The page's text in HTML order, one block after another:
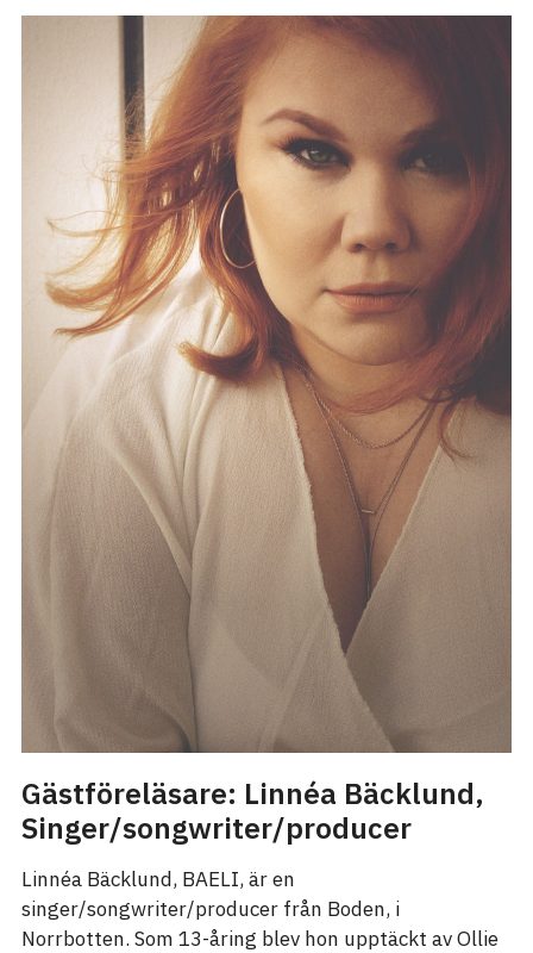
Gästföreläsare: Linnéa Bäcklund,
Singer/songwriter/producer
Linnéa Bäcklund, BAELI, är en
singer/songwriter/producer från Boden, i
Norrbotten. Som 13-åring blev hon upptäckt av Ollie